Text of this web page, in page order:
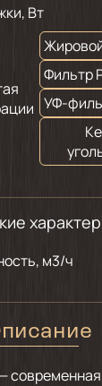
Вт
Фильтр
УФ-
м3/ч
современная